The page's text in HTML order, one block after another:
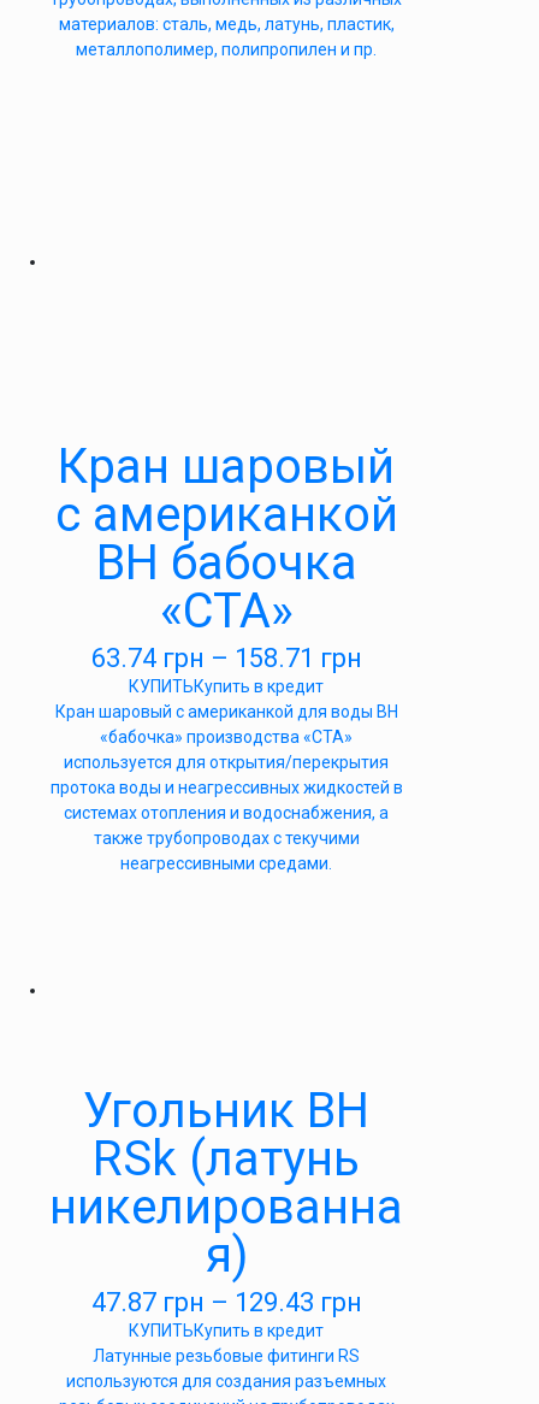
материалов: сталь, медь, латунь, пластик,
металлополимер, полипропилен и пр.
Кран шаровый
с американкой
ВН бабочка
«СТА»
63.74 грн – 158.71 грн
КУПИТЬКупить в кредит
Кран шаровый с американкой для воды ВН
«бабочка» производства «СТА»
используется для открытия/перекрытия
протока воды и неагрессивных жидкостей в
системах отопления и водоснабжения, а
также трубопроводах с текучими
неагрессивными средами.
Угольник ВН
RSk (латунь
никелированна
я)
47.87 грн – 129.43 грн
КУПИТЬКупить в кредит
Латунные резьбовые фитинги RS
используются для создания разъемных